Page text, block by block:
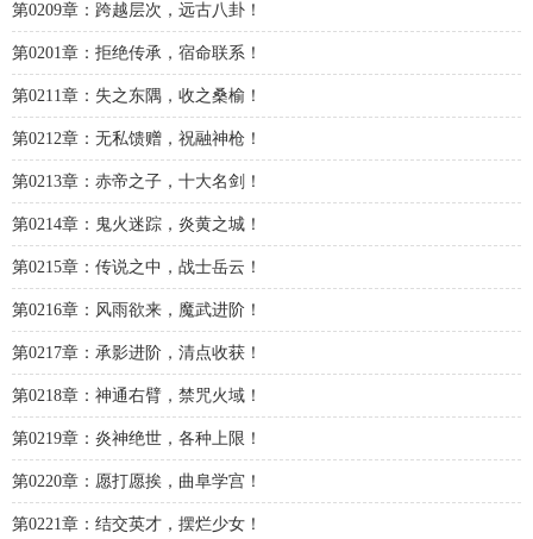
第0209章：跨越层次，远古八卦！
第0201章：拒绝传承，宿命联系！
第0211章：失之东隅，收之桑榆！
第0212章：无私馈赠，祝融神枪！
第0213章：赤帝之子，十大名剑！
第0214章：鬼火迷踪，炎黄之城！
第0215章：传说之中，战士岳云！
第0216章：风雨欲来，魔武进阶！
第0217章：承影进阶，清点收获！
第0218章：神通右臂，禁咒火域！
第0219章：炎神绝世，各种上限！
第0220章：愿打愿挨，曲阜学宫！
第0221章：结交英才，摆烂少女！